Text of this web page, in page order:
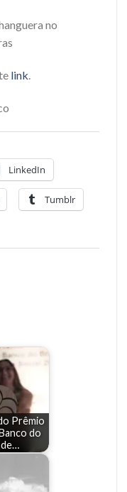
no
link.
LinkedIn
Tumblr
Prêmio
do